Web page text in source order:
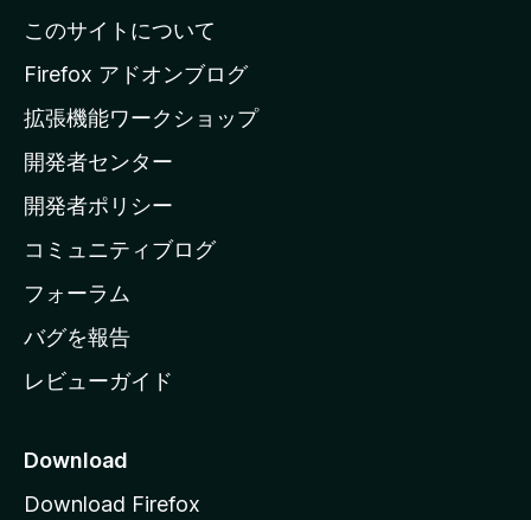
l
a
ホ
ー
ム
ー
ジ
へ
このサイトについて
Firefox アドオンブログ
拡張機能ワークショップ
開発者センター
開発者ポリシー
コミュニティブログ
フォーラム
バグを報告
レビューガイド
Download
Download Firefox